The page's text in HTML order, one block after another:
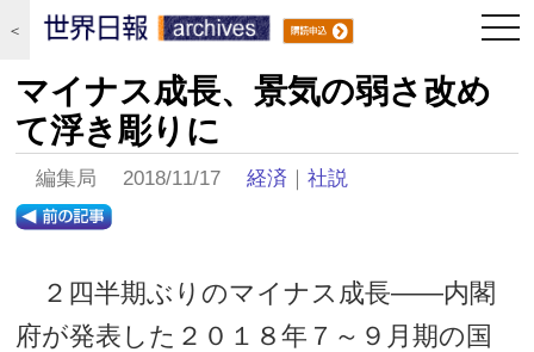
＜
マイナス成長、景気の弱さ改め
て浮き彫りに
編集局 2018/11/17経済 ｜社説
２四半期ぶりのマイナス成長――内閣
府が発表した２０１８年７～９月期の国